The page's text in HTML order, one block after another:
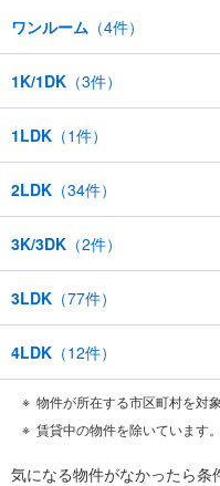
ワンルーム （4件）
1K/1DK （3件）
1LDK （1件）
2LDK （34件）
3K/3DK （2件）
3LDK （77件）
4LDK （12件）
物件が所在する市区町村を対
賃貸中の物件を除いています。
気になる物件がなかったら条